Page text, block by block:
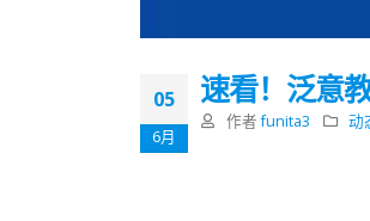
05
6月
速看！泛意
作者funita3 动